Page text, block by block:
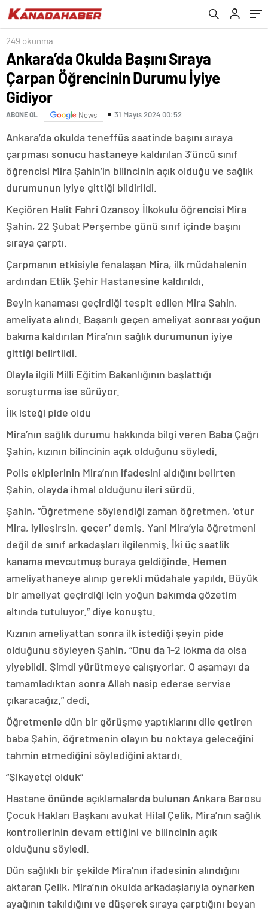
249 okunma
Ankara’da Okulda Başını Sıraya
Çarpan Öğrencinin Durumu İyiye
Gidiyor
ABONE OL News 31 Mayıs 2024 00:52
Ankara’da okulda teneffüs saatinde başını sıraya
çarpması sonucu hastaneye kaldırılan 3’üncü sınıf
öğrencisi Mira Şahin’in bilincinin açık olduğu ve sağlık
durumunun iyiye gittiği bildirildi.
Keçiören Halit Fahri Ozansoy İlkokulu öğrencisi Mira
Şahin, 22 Şubat Perşembe günü sınıf içinde başını
sıraya çarptı.
Çarpmanın etkisiyle fenalaşan Mira, ilk müdahalenin
ardından Etlik Şehir Hastanesine kaldırıldı.
Beyin kanaması geçirdiği tespit edilen Mira Şahin,
ameliyata alındı. Başarılı geçen ameliyat sonrası yoğun
bakıma kaldırılan Mira’nın sağlık durumunun iyiye
gittiği belirtildi.
Olayla ilgili Milli Eğitim Bakanlığının başlattığı
soruşturma ise sürüyor.
İlk isteği pide oldu
Mira’nın sağlık durumu hakkında bilgi veren Baba Çağrı
Şahin, kızının bilincinin açık olduğunu söyledi.
Polis ekiplerinin Mira’nın ifadesini aldığını belirten
Şahin, olayda ihmal olduğunu ileri sürdü.
Şahin, “Öğretmene söylendiği zaman öğretmen, ‘otur
Mira, iyileşirsin, geçer’ demiş. Yani Mira’yla öğretmeni
değil de sınıf arkadaşları ilgilenmiş. İki üç saatlik
kanama mevcutmuş buraya geldiğinde. Hemen
ameliyathaneye alınıp gerekli müdahale yapıldı. Büyük
bir ameliyat geçirdiği için yoğun bakımda gözetim
altında tutuluyor.” diye konuştu.
Kızının ameliyattan sonra ilk istediği şeyin pide
olduğunu söyleyen Şahin, “Onu da 1-2 lokma da olsa
yiyebildi. Şimdi yürütmeye çalışıyorlar. O aşamayı da
tamamladıktan sonra Allah nasip ederse servise
çıkaracağız.” dedi.
Öğretmenle dün bir görüşme yaptıklarını dile getiren
baba Şahin, öğretmenin olayın bu noktaya geleceğini
tahmin etmediğini söylediğini aktardı.
“Şikayetçi olduk”
Hastane önünde açıklamalarda bulunan Ankara Barosu
Çocuk Hakları Başkanı avukat Hilal Çelik, Mira’nın sağlık
kontrollerinin devam ettiğini ve bilincinin açık
olduğunu söyledi.
Dün sağlıklı bir şekilde Mira’nın ifadesinin alındığını
aktaran Çelik, Mira’nın okulda arkadaşlarıyla oynarken
ayağının takıldığını ve düşerek sıraya çarptığını beyan